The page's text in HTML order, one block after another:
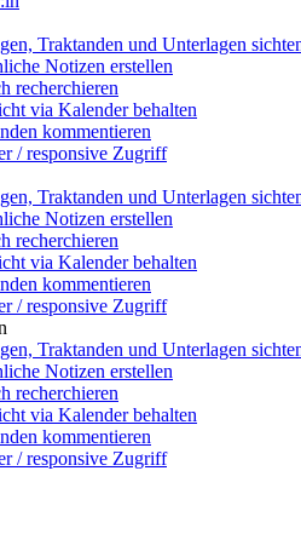
Traktanden und Unterlagen
Notizen erstellen
recherchieren
via Kalender behalten
kommentieren
/ responsive Zugriff
Traktanden und Unterlagen
Notizen erstellen
recherchieren
via Kalender behalten
kommentieren
/ responsive Zugriff
Traktanden und Unterlagen
Notizen erstellen
recherchieren
via Kalender behalten
kommentieren
/ responsive Zugriff